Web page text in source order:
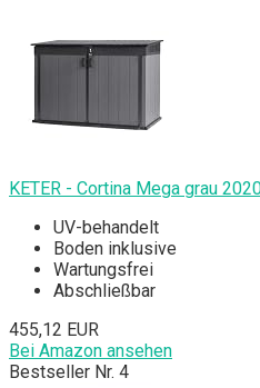
KETER - Cortina Mega grau
UV-behandelt
Boden inklusive
Wartungsfrei
Abschließbar
455,12 EUR
Bei Amazon ansehen
Bestseller Nr. 4